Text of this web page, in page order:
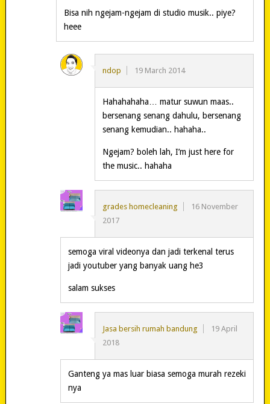
Bisa nih ngejam-ngejam di studio musik.. piye?
heee
ndop 19 March 2014
Hahahahaha… matur suwun maas..
bersenang senang dahulu, bersenang
senang kemudian.. hahaha..
Ngejam? boleh lah, I’m just here for
the music.. hahaha
grades homecleaning
16 November
2017
semoga viral videonya dan jadi terkenal terus
jadi youtuber yang banyak uang he3
salam sukses
Jasa bersih rumah bandung
19 April
2018
Ganteng ya mas luar biasa semoga murah rezeki
nya